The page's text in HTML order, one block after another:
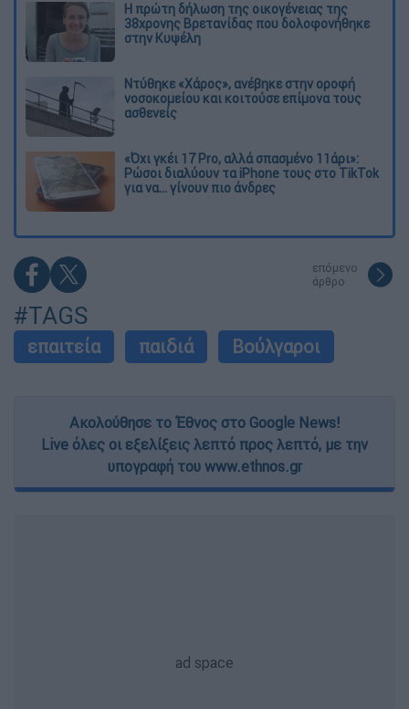
Η πρώτη δήλωση της οικογένειας της
38χρονης Βρετανίδας που δολοφονήθηκε
στην Κυψέλη
Ντύθηκε «Χάρος», ανέβηκε στην οροφή
νοσοκομείου και κοιτούσε επίμονα τους
ασθενείς
«Όχι γκέι 17 Pro, αλλά σπασμένο 11άρι»:
Ρώσοι διαλύουν τα iPhone τους στο TikTok
για να... γίνουν πιο άνδρες
επόμενο
άρθρο
#TAGS
επαιτεία παιδιά Βούλγαροι
Ακολούθησε το Έθνος στο Google News!
Live όλες οι εξελίξεις λεπτό προς λεπτό, με την
υπογραφή του www.ethnos.gr